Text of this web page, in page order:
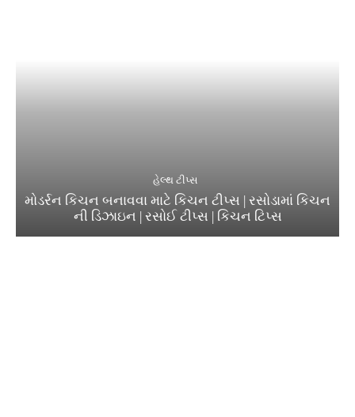
હેલ્થ ટીપ્સ
મોડર્રન કિચન બનાવવા માટે કિચન ટીપ્સ | રસોડામાં કિચન
ની ડિઝાઇન | રસોઈ ટીપ્સ | કિચન ટિપ્સ